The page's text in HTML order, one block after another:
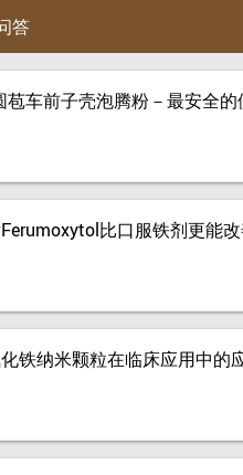
答
苞车前子壳泡腾粉－最安全
比口服铁剂更能
铁纳米颗粒在临床应用中的